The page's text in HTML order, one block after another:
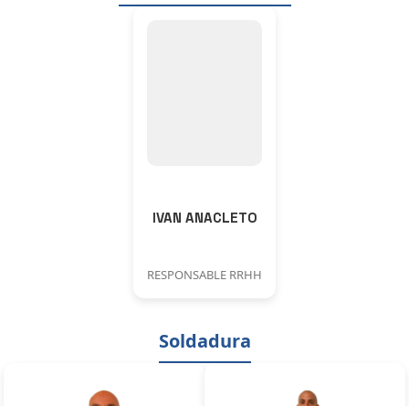
IVAN ANACLETO
RESPONSABLE RRHH
Soldadura